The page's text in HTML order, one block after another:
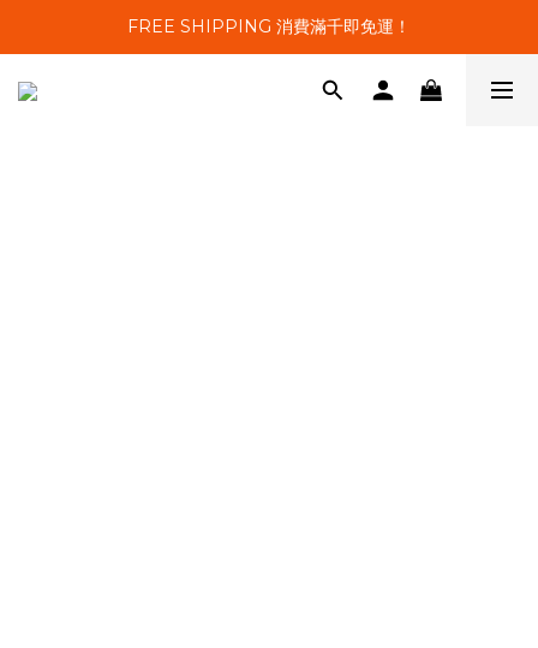
FREE SHIPPING 消費滿千即免運！